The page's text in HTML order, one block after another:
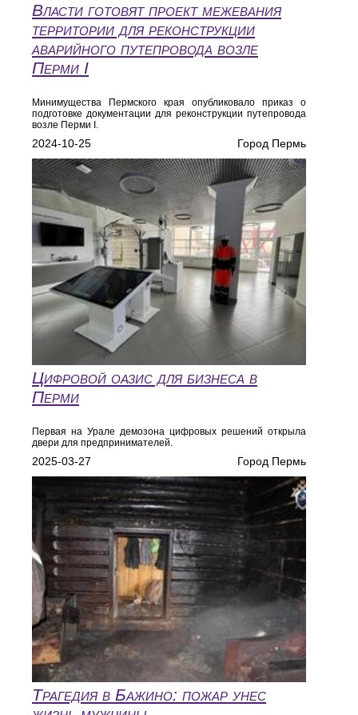
Власти готовят проект межевания
территории для реконструкции
аварийного путепровода возле
Перми I
Минимущества Пермского края опубликовало приказ о
подготовке документации для реконструкции путепровода
возле Перми I.
2024-10-25 Город Пермь
Цифровой оазис для бизнеса в
Перми
Первая на Урале демозона цифровых решений открыла
двери для предпринимателей.
2025-03-27 Город Пермь
Трагедия в Бажино: пожар унес